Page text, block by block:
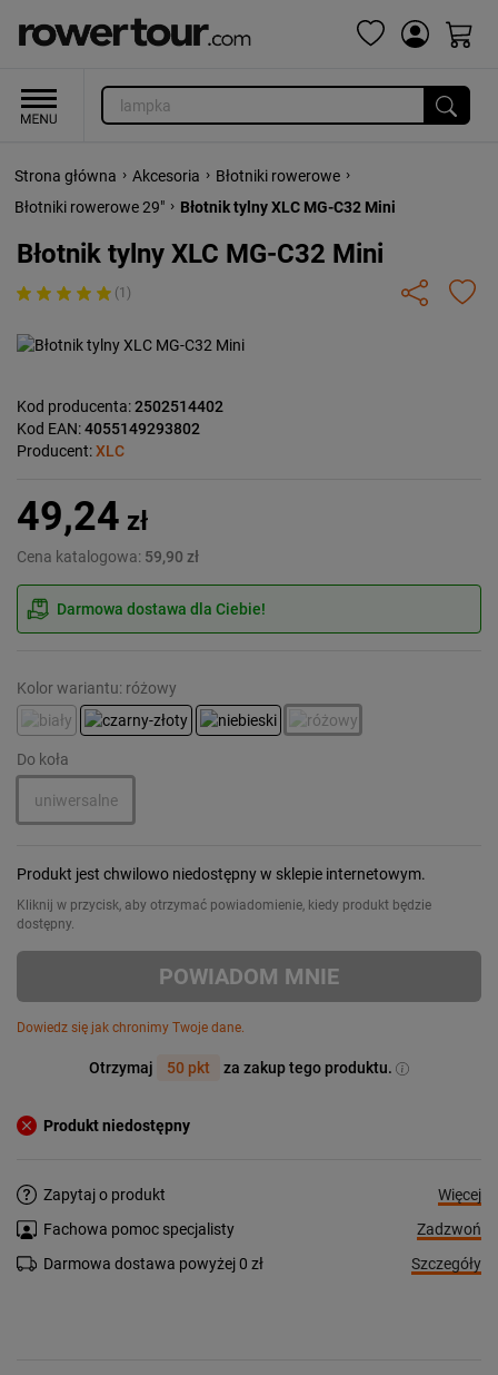
Strona główna › Akcesoria › Błotniki rowerowe ›
Błotniki rowerowe 29" › Błotnik tylny XLC MG-C32 Mini
Błotnik tylny XLC MG-C32 Mini
(1)
Kod producenta:2502514402
Kod EAN:4055149293802
Producent:XLC
49,24 zł
Cena katalogowa: 59,90 zł
Darmowa dostawa dla Ciebie!
Kolor wariantu: różowy
Do koła
uniwersalne
Produkt jest chwilowo niedostępny w sklepie internetowym.
Kliknij w przycisk, aby otrzymać powiadomienie, kiedy produkt będzie
dostępny.
POWIADOM MNIE
Dowiedz się jak chronimy Twoje dane.
Otrzymaj 50 pkt za zakup tego produktu.
Produkt niedostępny
Zapytaj o produkt
Więcej
Fachowa pomoc specjalisty
Zadzwoń
Darmowa dostawa powyżej 0 zł
Szczegóły